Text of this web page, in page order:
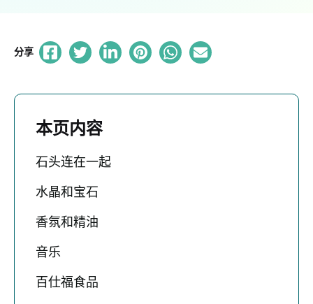
分享
本页内容
石头连在一起
水晶和宝石
香氛和精油
音乐
百仕福食品